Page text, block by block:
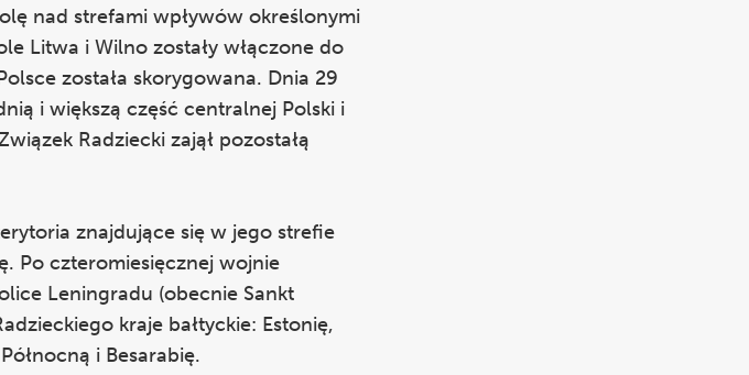
nad strefami wpływów określonymi
Litwa i Wilno zostały włączone do
została skorygowana. Dnia 29
i większą część centralnej Polski i
Radziecki zajął pozostałą
znajdujące się w jego strefie
Po czteromiesięcznej wojnie
Leningradu (obecnie Sankt
kraje bałtyckie: Estonię,
i Besarabię.